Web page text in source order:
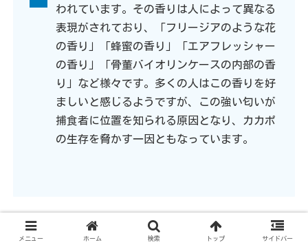
われています。その香りは人によって異なる
表現がされており、「フリージアのような花
の香り」「蜂蜜の香り」「エアフレッシャー
の香り」「骨董バイオリンケースの内部の香
り」など様々です。多くの人はこの香りを好
ましいと感じるようですが、この強い匂いが
捕食者に位置を知られる原因となり、カカポ
の生存を脅かす一因ともなっています。
日本人がカカポを実際に見るにはどうす
メニュー ホーム 検索 トップ サイドバー